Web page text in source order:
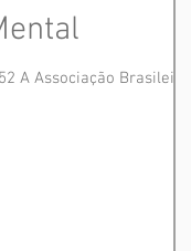
A Associação Brasileira...